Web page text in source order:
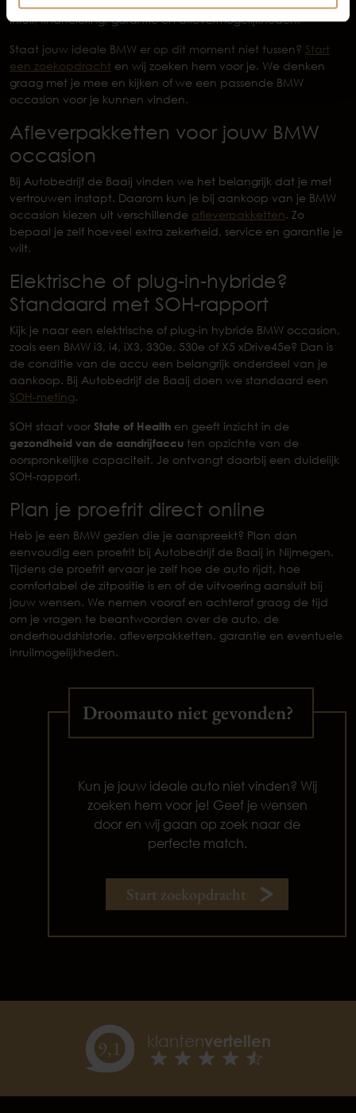
inruil, financiering, garantie en aflevermogelijkheden.
Staat jouw ideale BMW er op dit moment niet tussen? Start
een zoekopdracht en wij zoeken hem voor je. We denken
graag met je mee en kijken of we een passende BMW
occasion voor je kunnen vinden.
Afleverpakketten voor jouw BMW
occasion
Bij Autobedrijf de Baaij vinden we het belangrijk dat je met
vertrouwen instapt. Daarom kun je bij aankoop van je BMW
occasion kiezen uit verschillende afleverpakketten. Zo
bepaal je zelf hoeveel extra zekerheid, service en garantie je
wilt.
Elektrische of plug-in-hybride?
Standaard met SOH-rapport
Kijk je naar een elektrische of plug-in hybride BMW occasion,
zoals een BMW i3, i4, iX3, 330e, 530e of X5 xDrive45e? Dan is
de conditie van de accu een belangrijk onderdeel van je
aankoop. Bij Autobedrijf de Baaij doen we standaard een
SOH-meting.
SOH staat voor State of Health en geeft inzicht in de
gezondheid van de aandrijfaccu ten opzichte van de
oorspronkelijke capaciteit. Je ontvangt daarbij een duidelijk
SOH-rapport.
Plan je proefrit direct online
Heb je een BMW gezien die je aanspreekt? Plan dan
eenvoudig een proefrit bij Autobedrijf de Baaij in Nijmegen.
Tijdens de proefrit ervaar je zelf hoe de auto rijdt, hoe
comfortabel de zitpositie is en of de uitvoering aansluit bij
jouw wensen. We nemen vooraf en achteraf graag de tijd
om je vragen te beantwoorden over de auto, de
onderhoudshistorie, afleverpakketten, garantie en eventuele
inruilmogelijkheden.
Droomauto niet gevonden?
Kun je jouw ideale auto niet vinden? Wij
zoeken hem voor je! Geef je wensen
door en wij gaan op zoek naar de
perfecte match.
Start zoekopdracht
9,1 klantenvertellen